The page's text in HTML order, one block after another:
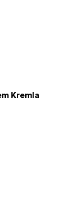
Kremla